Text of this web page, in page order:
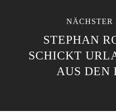
NÄCHSTER
STEPHAN
SCHICKT
US DEN